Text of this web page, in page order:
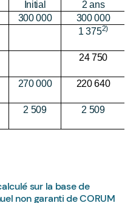
Initial
2 ans
300 000
300 000
1 3752)
24 750
270 000 220 640
2 509 2 509
sur la base de
non garanti de CORUM